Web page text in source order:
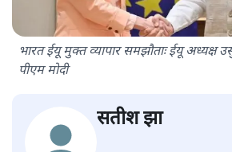
भारत ईयू मुक्त व्यापार समझौताः ईयू अध्यक्ष
पीएम मोदी
सतीश झा